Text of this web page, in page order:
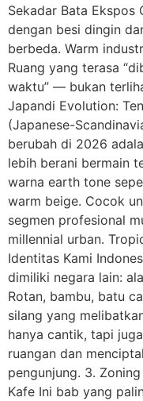
Sekadar Bata Ekspos
dengan besi dingin
berbeda. Warm
Ruang yang terasa
waktu” — bukan
Japandi Evolution:
(Japanese-
berubah di 2026
lebih berani bermain
warna earth tone
warm beige. Cocok
segmen profesional
millennial urban.
Identitas Kami
dimiliki negara lain:
Rotan, bambu, batu
silang yang
hanya cantik, tapi
ruangan dan
pengunjung. 3.
Kafe Ini bab yang